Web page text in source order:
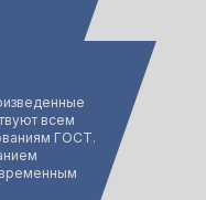
всем
ГОСТ.